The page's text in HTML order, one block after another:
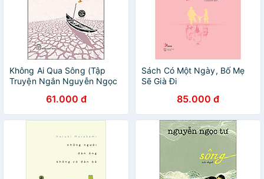
Không Ai Qua Sông (Tập
Truyện Ngắn Nguyễn Ngọc
61.000 đ
Sách Có Một Ngày, Bố Mẹ
Sẽ Già Đi
85.000 đ